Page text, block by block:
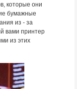
которые они
бумажные
из - за
вами принтер
из этих